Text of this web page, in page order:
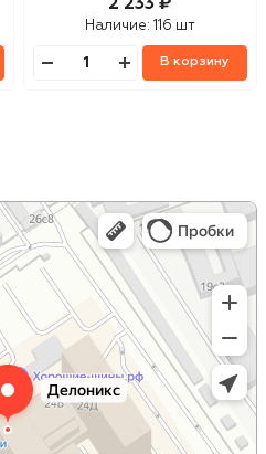
2 233 ₽
Наличие: 116 шт
В корзину